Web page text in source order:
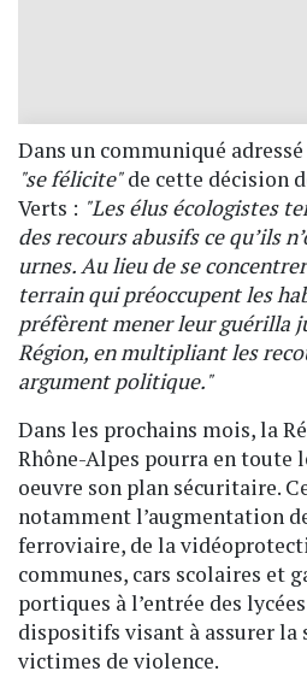
Dans un communiqué
"se félicite"de cette décision
Verts : "Les élus écologistes
des recours abusifs ce qu’ils
urnes. Au lieu de se
terrain qui préoccupent les
préfèrent mener leur guérilla
Région, en multipliant les
argument politique."
Dans les prochains mois, la
Rhône-Alpes pourra en toute
oeuvre son plan sécuritaire.
notamment l’augmentation
ferroviaire, de la
communes, cars scolaires et
portiques à l’entrée des
dispositifs visant à assurer la
victimes de violence.